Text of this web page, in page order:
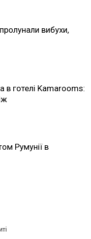
вибухи,
готелі Kamarooms:
Румунії в